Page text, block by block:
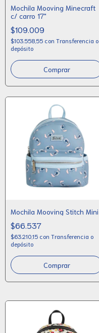
Mochila Mooving Minecraft
c/ carro 17"
$109.009
$103.558,55 con Transferencia o
depósito
Mochila Mooving Stitch Mini
$66.537
$63.210,15 con Transferencia o
depósito